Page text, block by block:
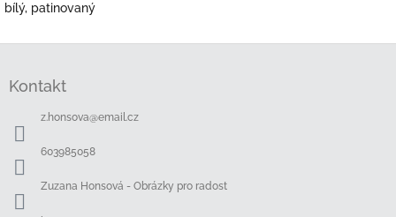
bílý, patinovaný
Kontakt
z.honsova@email.cz
603985058
Zuzana Honsová - Obrázky pro radost